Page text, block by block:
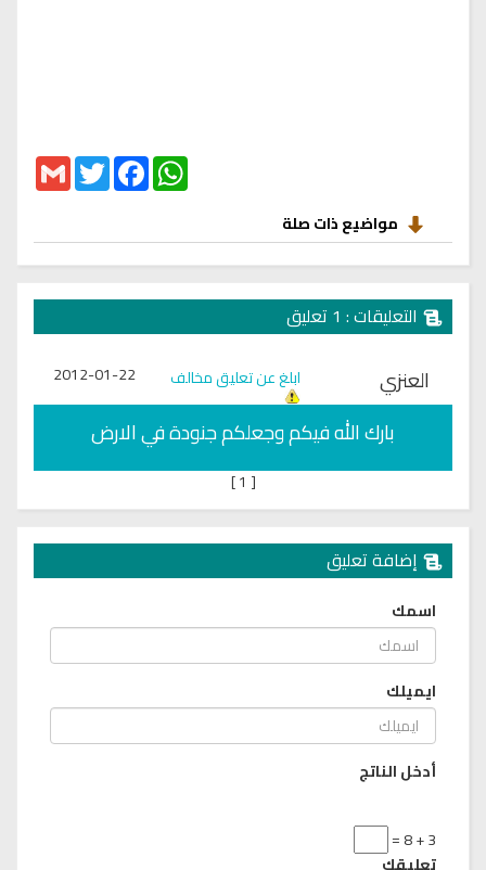
GmailTwitter
FacebookWhatsApp
مواضيع ذات صلة
التعليقات : 1 تعليق
العنزي ابلغ عن تعليق مخالف 2012-01-22
بارك الله فيكم وجعلكم جنودة في الارض
[
]
إضافة تعليق
اسمك
ايميلك
أدخل الناتج
3 + 8 =